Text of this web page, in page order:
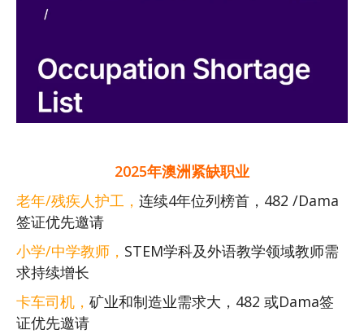
2025年澳洲紧缺职业
老年/残疾人护工， 连续4年位列榜首，482 /Dama
签证优先邀请
小学/中学教师， STEM学科及外语教学领域教师需
求持续增长
卡车司机， 矿业和制造业需求大，482 或Dama签
证优先邀请